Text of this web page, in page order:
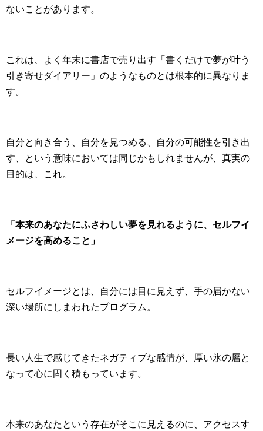
ないことがあります。
これは、よく年末に書店で売り出す「書くだけで夢が叶う
引き寄せダイアリー」のようなものとは根本的に異なりま
す。
自分と向き合う、自分を見つめる、自分の可能性を引き出
す、という意味においては同じかもしれませんが、真実の
目的は、これ。
「本来のあなたにふさわしい夢を見れるように、セルフイ
メージを高めること」
​セルフイメージとは、自分には目に見えず、手の届かない
深い場所にしまわれたプログラム。
長い人生で感じてきたネガティブな感情が、厚い氷の層と
なって心に固く積もっています。
本来のあなたという存在がそこに見えるのに、アクセスす